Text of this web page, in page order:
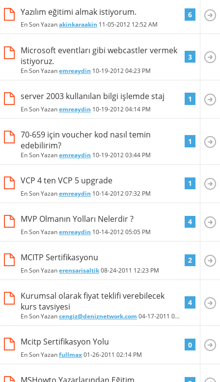
Yazılım eğitimi almak istiyorum.
En Son Yazanakinkaraakin 11-05-2012 12:52 AM
6
Microsoft eventları gibi webcastler vermek
istiyoruz.
En Son Yazanemreaydin 10-19-201204:23 PM
3
server 2003 kullanılan bilgi işlemde staj
En Son Yazanemreaydin 10-19-201204:14 PM
1
70-659 için voucher kod nasıl temin
edebilirim?
En Son Yazanemreaydin 10-19-201203:44 PM
1
VCP 4 ten VCP 5 upgrade
En Son Yazanemreaydin 10-14-201207:32 PM
1
MVP Olmanın Yolları Nelerdir ?
En Son Yazanemreaydin 10-14-201205:05 PM
4
MCITP Sertifikasyonu
En Son Yazanerensarisaltik08-24-2011 12:23 PM
2
Kurumsal olarak fiyat teklifi verebilecek
kurs tavsiyesi
En Son Yazancengiz@deniznetwork.com 04-17-2011 05:59 PM
4
Mcitp Sertifikasyon Yolu
En Son Yazanfullmax01-26-2011 02:14 PM
0